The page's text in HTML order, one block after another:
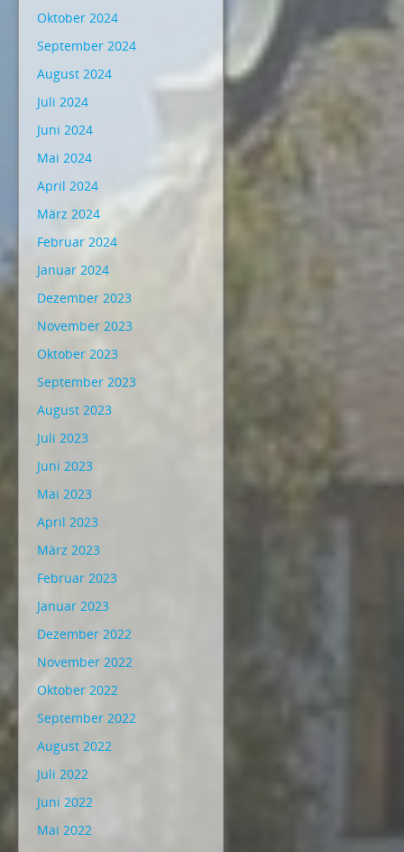
Oktober 2024
September 2024
August 2024
Juli 2024
Juni 2024
Mai 2024
April 2024
März 2024
Februar 2024
Januar 2024
Dezember 2023
November 2023
Oktober 2023
September 2023
August 2023
Juli 2023
Juni 2023
Mai 2023
April 2023
März 2023
Februar 2023
Januar 2023
Dezember 2022
November 2022
Oktober 2022
September 2022
August 2022
Juli 2022
Juni 2022
Mai 2022